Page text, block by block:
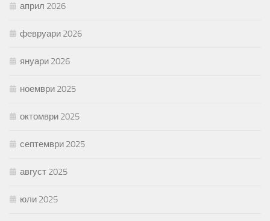
април 2026
февруари 2026
януари 2026
ноември 2025
октомври 2025
септември 2025
август 2025
юли 2025